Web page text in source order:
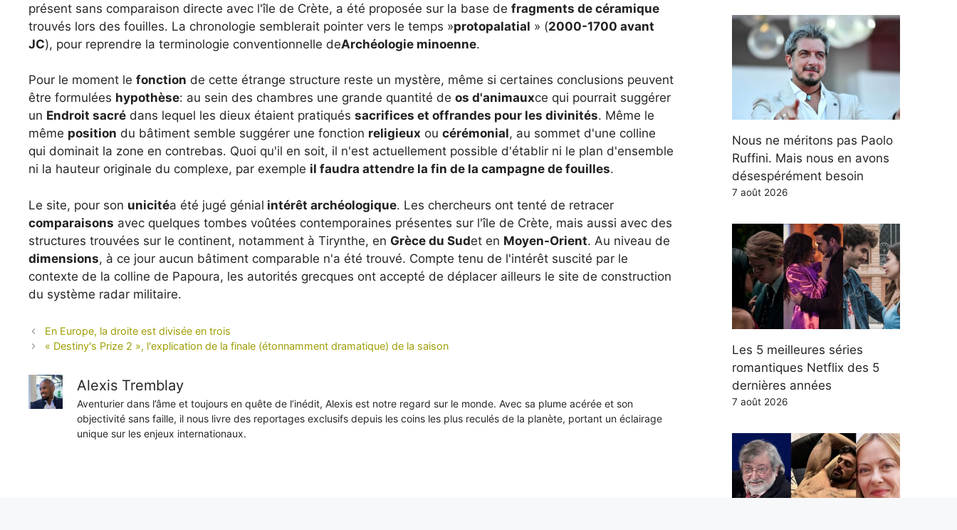
présent sans comparaison directe avec l'île de Crète, a été proposée sur la base de fragments de céramique
trouvés lors des fouilles. La chronologie semblerait pointer vers le temps »protopalatial » (2000-1700 avant
JC), pour reprendre la terminologie conventionnelle deArchéologie minoenne.
Pour le moment le fonction de cette étrange structure reste un mystère, même si certaines conclusions peuvent
être formulées hypothèse: au sein des chambres une grande quantité de os d'animauxce qui pourrait suggérer
un Endroit sacré dans lequel les dieux étaient pratiqués sacrifices et offrandes pour les divinités. Même le
même position du bâtiment semble suggérer une fonction religieux ou cérémonial, au sommet d'une colline
qui dominait la zone en contrebas. Quoi qu'il en soit, il n'est actuellement possible d'établir ni le plan d'ensemble
ni la hauteur originale du complexe, par exemple il faudra attendre la fin de la campagne de fouilles.
Le site, pour son unicitéa été jugé génial intérêt archéologique. Les chercheurs ont tenté de retracer
comparaisons avec quelques tombes voûtées contemporaines présentes sur l'île de Crète, mais aussi avec des
structures trouvées sur le continent, notamment à Tirynthe, en Grèce du Sudet en Moyen-Orient. Au niveau de
dimensions, à ce jour aucun bâtiment comparable n'a été trouvé. Compte tenu de l'intérêt suscité par le
contexte de la colline de Papoura, les autorités grecques ont accepté de déplacer ailleurs le site de construction
du système radar militaire.
En Europe, la droite est divisée en trois
« Destiny's Prize 2 », l'explication de la finale (étonnamment dramatique) de la saison
Alexis Tremblay
Aventurier dans l’âme et toujours en quête de l’inédit, Alexis est notre regard sur le monde. Avec sa plume acérée et son
objectivité sans faille, il nous livre des reportages exclusifs depuis les coins les plus reculés de la planète, portant un éclairage
unique sur les enjeux internationaux.
Nous ne méritons pas Paolo
Ruffini. Mais nous en avons
désespérément besoin
7 août 2026
Les 5 meilleures séries
romantiques Netflix des 5
dernières années
7 août 2026